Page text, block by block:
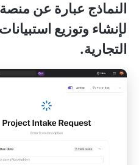
النماذج عبارة عن
لإنشاء وتوزيع
التجارية.